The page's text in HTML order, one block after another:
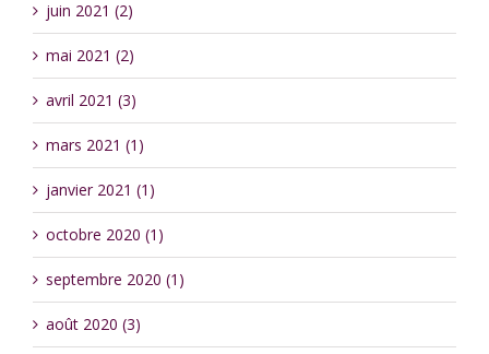
juin 2021 (2)
mai 2021 (2)
avril 2021 (3)
mars 2021 (1)
janvier 2021 (1)
octobre 2020 (1)
septembre 2020 (1)
août 2020 (3)